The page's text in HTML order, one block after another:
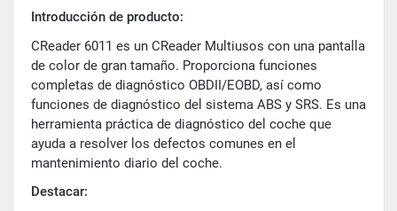
Introducción de producto:
CReader 6011 es un CReader Multiusos con una pantalla
de color de gran tamaño. Proporciona funciones
completas de diagnóstico OBDII/EOBD, así como
funciones de diagnóstico del sistema ABS y SRS. Es una
herramienta práctica de diagnóstico del coche que
ayuda a resolver los defectos comunes en el
mantenimiento diario del coche.
Destacar: